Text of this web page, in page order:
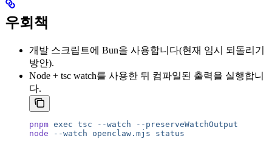
우회책
개발 스크립트에 Bun을 사용합니다(현재 임시 되돌리기
방안).
Node + tsc watch를 사용한 뒤 컴파일된 출력을 실행합니
다.
pnpm exec tsc --watch --preserveWatchOutput
node --watch openclaw.mjs status